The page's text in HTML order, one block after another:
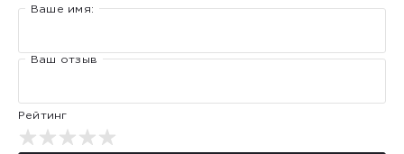
Ваше имя:
Ваш отзыв
Рейтинг